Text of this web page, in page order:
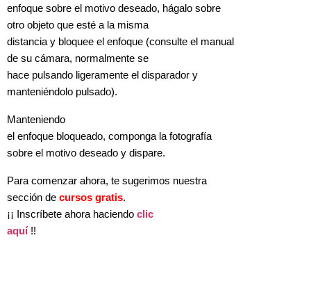
enfoque sobre el motivo deseado, hágalo sobre
otro objeto que esté a la misma
distancia y bloquee el enfoque (consulte el manual
de su cámara, normalmente se
hace pulsando ligeramente el disparador y
manteniéndolo pulsado).
Manteniendo
el enfoque bloqueado, componga la fotografía
sobre el motivo deseado y dispare.
Para comenzar ahora, te sugerimos nuestra
sección de cursos gratis.
¡¡ Inscríbete ahora haciendo clic
aquí !!